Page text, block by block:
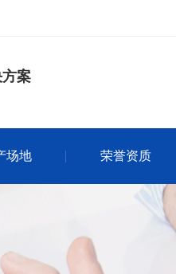
案
场地 荣誉资质